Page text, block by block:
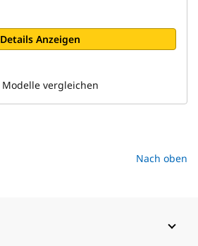
Details Anzeigen
Modelle vergleichen
Nach oben